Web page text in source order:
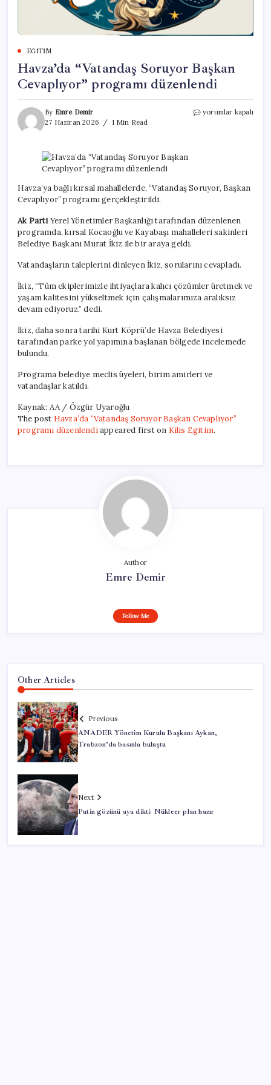
EĞITIM
Havza’da “Vatandaş Soruyor Başkan
Cevaplıyor” programı düzenlendi
By Emre Demir
27 Haziran 2026
1 Min Read
Havza’da
yorumlar kapalı
Havza’ya bağlı kırsal mahallelerde, “Vatandaş Soruyor, Başkan
Cevaplıyor” programı gerçekleştirildi.
Ak PartiYerel Yönetimler Başkanlığı tarafından düzenlenen
programda, kırsal Kocaoğlu ve Kayabaşı mahalleleri sakinleri
Belediye Başkanı Murat İkiz ile bir araya geldi.
Vatandaşların taleplerini dinleyen İkiz, sorularını cevapladı.
İkiz, “Tüm ekiplerimizle ihtiyaçlara kalıcı çözümler üretmek ve
yaşam kalitesini yükseltmek için çalışmalarımıza aralıksız
devam ediyoruz.” dedi.
İkiz, daha sonra tarihi Kurt Köprü’de Havza Belediyesi
tarafından parke yol yapımına başlanan bölgede incelemede
bulundu.
Programa belediye meclis üyeleri, birim amirleri ve
vatandaşlar katıldı.
Kaynak: AA / Özgür Uyaroğlu
The post Havza’da “Vatandaş Soruyor Başkan Cevaplıyor”
programı düzenlendiappeared first on Kilis Egitim.
Author
Emre Demir
Follow Me
Other Articles
Previous
ANADER Yönetim Kurulu Başkanı Aykan,
Trabzon’da basınla buluştu
Next
Putin gözünü aya dikti: Nükleer plan hazır